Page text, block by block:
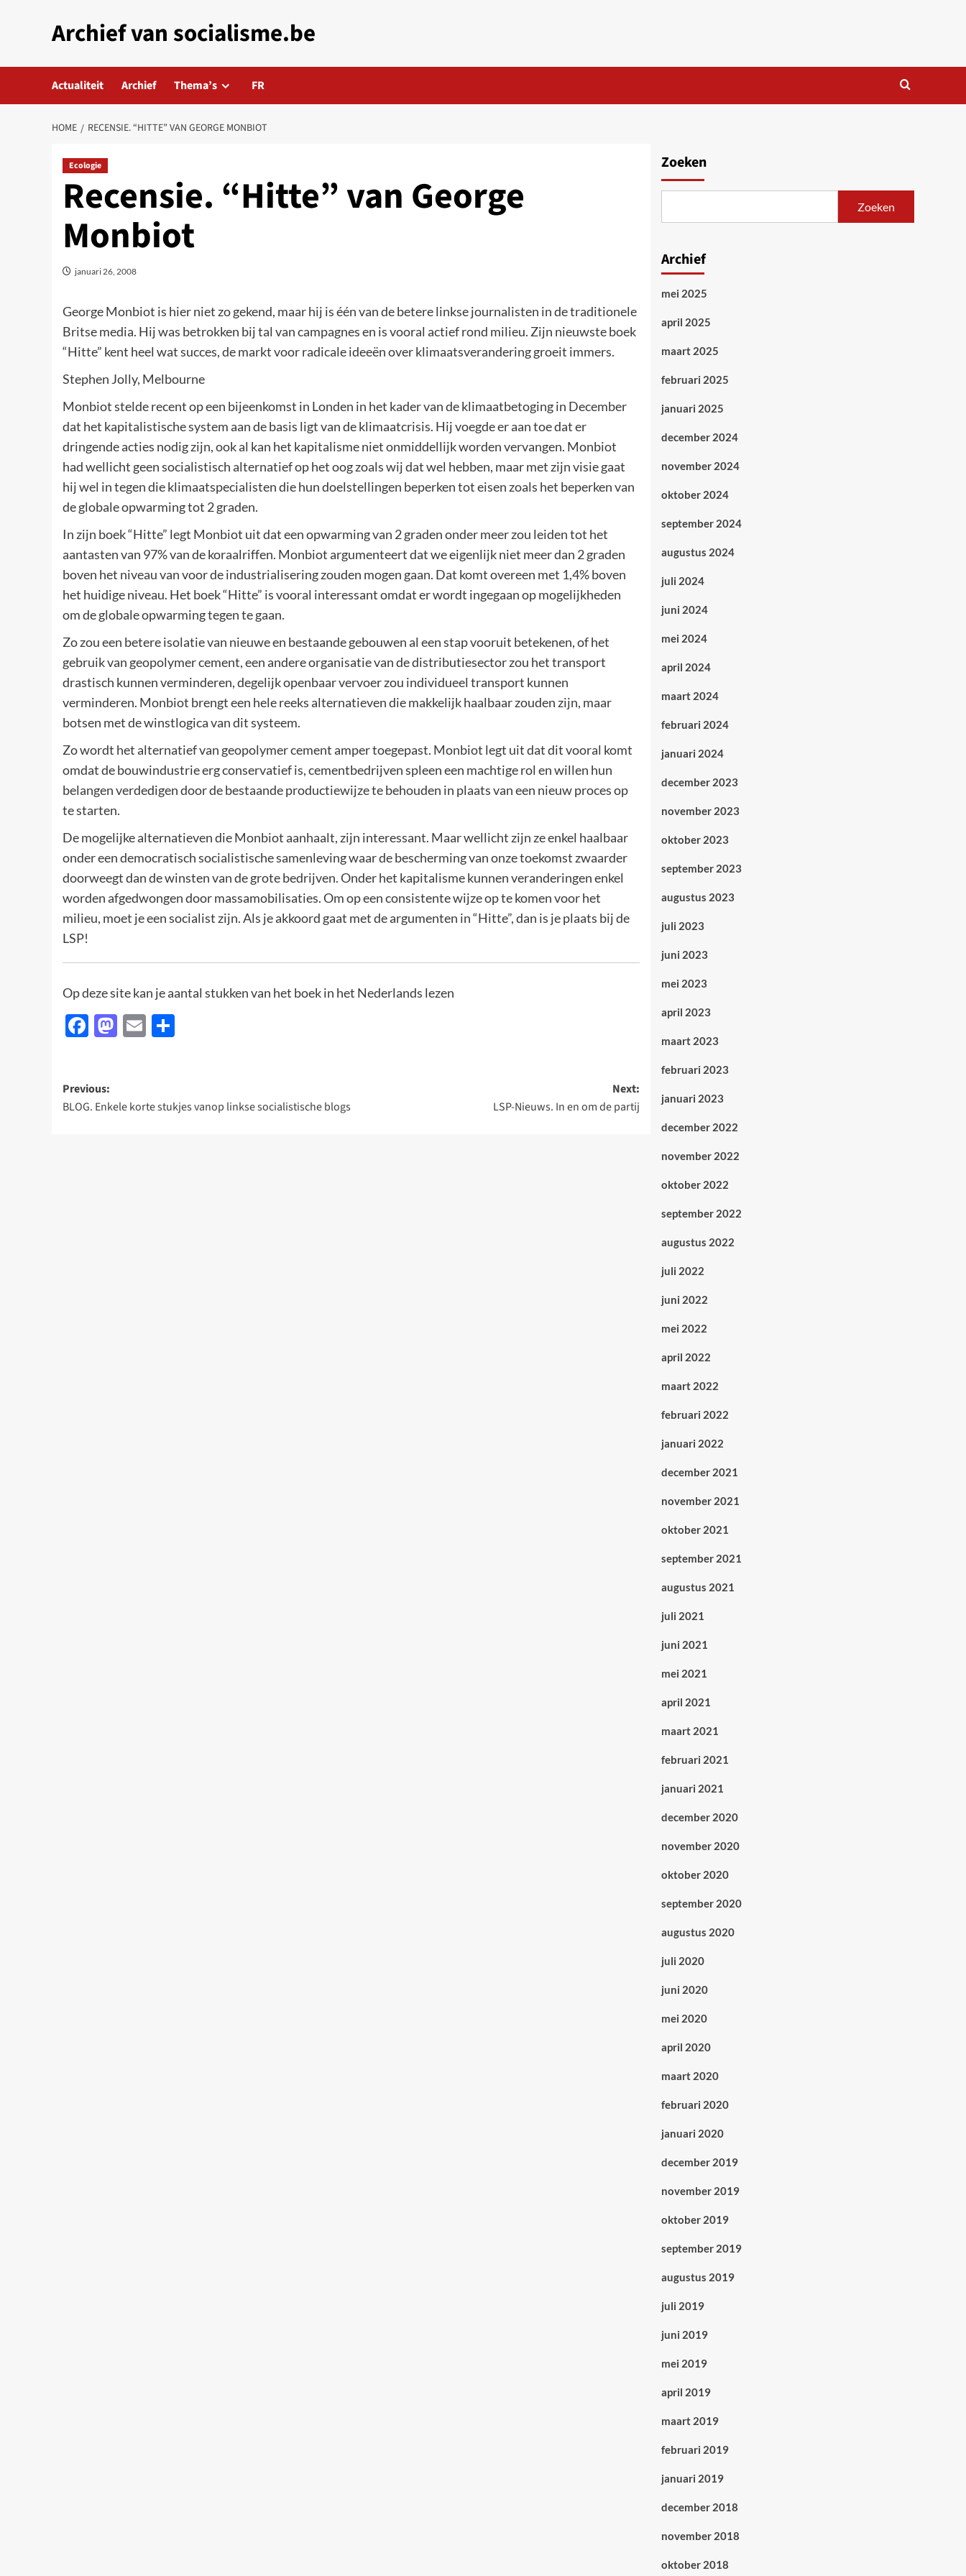
Archief van socialisme.be
Actualiteit Archief Thema’s FR
HOME RECENSIE. “HITTE” VAN GEORGE MONBIOT
Ecologie
Recensie. “Hitte” van George
Monbiot
januari 26, 2008
George Monbiot is hier niet zo gekend, maar hij is één van de betere linkse journalisten in de traditionele
Britse media. Hij was betrokken bij tal van campagnes en is vooral actief rond milieu. Zijn nieuwste boek
“Hitte” kent heel wat succes, de markt voor radicale ideeën over klimaatsverandering groeit immers.
Stephen Jolly, Melbourne
Monbiot stelde recent op een bijeenkomst in Londen in het kader van de klimaatbetoging in December
dat het kapitalistische system aan de basis ligt van de klimaatcrisis. Hij voegde er aan toe dat er
dringende acties nodig zijn, ook al kan het kapitalisme niet onmiddellijk worden vervangen. Monbiot
had wellicht geen socialistisch alternatief op het oog zoals wij dat wel hebben, maar met zijn visie gaat
hij wel in tegen die klimaatspecialisten die hun doelstellingen beperken tot eisen zoals het beperken van
de globale opwarming tot 2 graden.
In zijn boek “Hitte” legt Monbiot uit dat een opwarming van 2 graden onder meer zou leiden tot het
aantasten van 97% van de koraalriffen. Monbiot argumenteert dat we eigenlijk niet meer dan 2 graden
boven het niveau van voor de industrialisering zouden mogen gaan. Dat komt overeen met 1,4% boven
het huidige niveau. Het boek “Hitte” is vooral interessant omdat er wordt ingegaan op mogelijkheden
om de globale opwarming tegen te gaan.
Zo zou een betere isolatie van nieuwe en bestaande gebouwen al een stap vooruit betekenen, of het
gebruik van geopolymer cement, een andere organisatie van de distributiesector zou het transport
drastisch kunnen verminderen, degelijk openbaar vervoer zou individueel transport kunnen
verminderen. Monbiot brengt een hele reeks alternatieven die makkelijk haalbaar zouden zijn, maar
botsen met de winstlogica van dit systeem.
Zo wordt het alternatief van geopolymer cement amper toegepast. Monbiot legt uit dat dit vooral komt
omdat de bouwindustrie erg conservatief is, cementbedrijven spleen een machtige rol en willen hun
belangen verdedigen door de bestaande productiewijze te behouden in plaats van een nieuw proces op
te starten.
De mogelijke alternatieven die Monbiot aanhaalt, zijn interessant. Maar wellicht zijn ze enkel haalbaar
onder een democratisch socialistische samenleving waar de bescherming van onze toekomst zwaarder
doorweegt dan de winsten van de grote bedrijven. Onder het kapitalisme kunnen veranderingen enkel
worden afgedwongen door massamobilisaties. Om op een consistente wijze op te komen voor het
milieu, moet je een socialist zijn. Als je akkoord gaat met de argumenten in “Hitte”, dan is je plaats bij de
LSP!
Op deze site kan je aantal stukken van het boek in het Nederlands lezen
Facebook
Mastodon
Email
Post
navigation
Previous:
BLOG. Enkele korte stukjes vanop linkse socialistische blogs
Next:
LSP-Nieuws. In en om de partij
Zoeken
Zoeken
Archief
mei 2025
april 2025
maart 2025
februari 2025
januari 2025
december 2024
november 2024
oktober 2024
september 2024
augustus 2024
juli 2024
juni 2024
mei 2024
april 2024
maart 2024
februari 2024
januari 2024
december 2023
november 2023
oktober 2023
september 2023
augustus 2023
juli 2023
juni 2023
mei 2023
april 2023
maart 2023
februari 2023
januari 2023
december 2022
november 2022
oktober 2022
september 2022
augustus 2022
juli 2022
juni 2022
mei 2022
april 2022
maart 2022
februari 2022
januari 2022
december 2021
november 2021
oktober 2021
september 2021
augustus 2021
juli 2021
juni 2021
mei 2021
april 2021
maart 2021
februari 2021
januari 2021
december 2020
november 2020
oktober 2020
september 2020
augustus 2020
juli 2020
juni 2020
mei 2020
april 2020
maart 2020
februari 2020
januari 2020
december 2019
november 2019
oktober 2019
september 2019
augustus 2019
juli 2019
juni 2019
mei 2019
april 2019
maart 2019
februari 2019
januari 2019
december 2018
november 2018
oktober 2018